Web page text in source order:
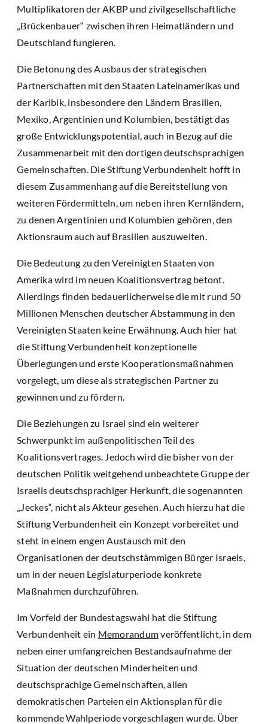
Multiplikatoren der AKBP und zivilgesellschaftliche
„Brückenbauer“ zwischen ihren Heimatländern und
Deutschland fungieren.
Die Betonung des Ausbaus der strategischen
Partnerschaften mit den Staaten Lateinamerikas und
der Karibik, insbesondere den Ländern Brasilien,
Mexiko, Argentinien und Kolumbien, bestätigt das
große Entwicklungspotential, auch in Bezug auf die
Zusammenarbeit mit den dortigen deutschsprachigen
Gemeinschaften. Die Stiftung Verbundenheit hofft in
diesem Zusammenhang auf die Bereitstellung von
weiteren Fördermitteln, um neben ihren Kernländern,
zu denen Argentinien und Kolumbien gehören, den
Aktionsraum auch auf Brasilien auszuweiten.
Die Bedeutung zu den Vereinigten Staaten von
Amerika wird im neuen Koalitionsvertrag betont.
Allerdings finden bedauerlicherweise die mit rund 50
Millionen Menschen deutscher Abstammung in den
Vereinigten Staaten keine Erwähnung. Auch hier hat
die Stiftung Verbundenheit konzeptionelle
Überlegungen und erste Kooperationsmaßnahmen
vorgelegt, um diese als strategischen Partner zu
gewinnen und zu fördern.
Die Beziehungen zu Israel sind ein weiterer
Schwerpunkt im außenpolitischen Teil des
Koalitionsvertrages. Jedoch wird die bisher von der
deutschen Politik weitgehend unbeachtete Gruppe der
Israelis deutschsprachiger Herkunft, die sogenannten
„Jeckes“, nicht als Akteur gesehen. Auch hierzu hat die
Stiftung Verbundenheit ein Konzept vorbereitet und
steht in einem engen Austausch mit den
Organisationen der deutschstämmigen Bürger Israels,
um in der neuen Legislaturperiode konkrete
Maßnahmen durchzuführen.
Im Vorfeld der Bundestagswahl hat die Stiftung
Verbundenheit ein Memorandumveröffentlicht, in dem
neben einer umfangreichen Bestandsaufnahme der
Situation der deutschen Minderheiten und
deutschsprachige Gemeinschaften, allen
demokratischen Parteien ein Aktionsplan für die
kommende Wahlperiode vorgeschlagen wurde. Über